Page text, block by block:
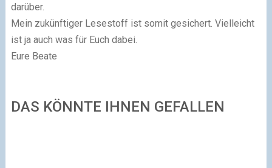
darüber.
Mein zukünftiger Lesestoff ist somit gesichert. Vielleicht
ist ja auch was für Euch dabei.
Eure Beate
DAS KÖNNTE IHNEN GEFALLEN